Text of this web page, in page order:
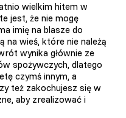
wielkim hitem w
jest, że nie mogę
imię na blasze do
na wieś, które nie należą
wynika głównie ze
spożywczych, dlatego
czymś innym, a
też zakochujesz się w
aby zrealizować i